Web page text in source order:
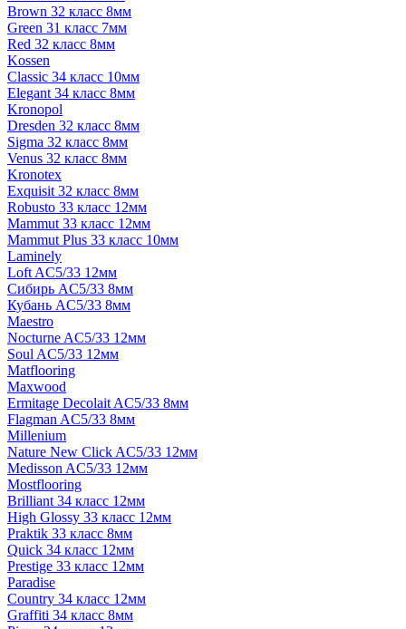
Brown 32 класс 8мм
Green 31 класс 7мм
Red 32 класс 8мм
Kossen
Classic 34 класс 10мм
Elegant 34 класс 8мм
Kronopol
Dresden 32 класс 8мм
Sigma 32 класс 8мм
Venus 32 класс 8мм
Kronotex
Exquisit 32 класс 8мм
Robusto 33 класс 12мм
Mammut 33 класс 12мм
Mammut Plus 33 класс 10мм
Laminely
Loft AC5/33 12мм
Сибирь AC5/33 8мм
Кубань AC5/33 8мм
Maestro
Nocturne AC5/33 12мм
Soul AC5/33 12мм
Matflooring
Maxwood
Ermitage Decolait AC5/33 8мм
Flagman AC5/33 8мм
Millenium
Nature New Click AC5/33 12мм
Medisson AC5/33 12мм
Mostflooring
Brilliant 34 класс 12мм
High Glossy 33 класс 12мм
Praktik 33 класс 8мм
Quick 34 класс 12мм
Prestige 33 класс 12мм
Paradise
Country 34 класс 12мм
Graffiti 34 класс 8мм